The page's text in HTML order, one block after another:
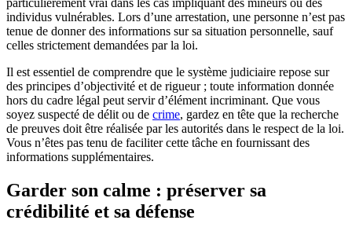
particulièrement vrai dans les cas impliquant des mineurs ou des
individus vulnérables. Lors d’une arrestation, une personne n’est pas
tenue de donner des informations sur sa situation personnelle, sauf
celles strictement demandées par la loi.
Il est essentiel de comprendre que le système judiciaire repose sur
des principes d’objectivité et de rigueur ; toute information donnée
hors du cadre légal peut servir d’élément incriminant. Que vous
soyez suspecté de délit ou de crime, gardez en tête que la recherche
de preuves doit être réalisée par les autorités dans le respect de la loi.
Vous n’êtes pas tenu de faciliter cette tâche en fournissant des
informations supplémentaires.
Garder son calme : préserver sa
crédibilité et sa défense